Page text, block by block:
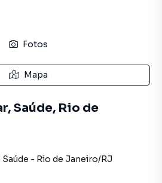
Fotos
Mapa
Saúde, Rio de
Saúde - Rio de Janeiro/RJ